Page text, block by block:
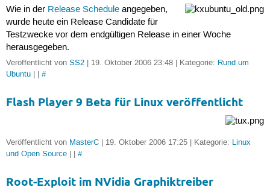
Wie in der Release Scheduleangegeben,
wurde heute ein Release Candidate für
Testzwecke vor dem endgültigen Release in einer Woche
herausgegeben.
Veröffentlicht von SS2| 19. Oktober 2006 23:48 | Kategorie: Rund um
Ubuntu| | #
Flash Player 9 Beta für Linux veröffentlicht
Veröffentlicht von MasterC| 19. Oktober 2006 17:25 | Kategorie: Linux
und Open Source| | #
Root-Exploit im NVidia Graphiktreiber